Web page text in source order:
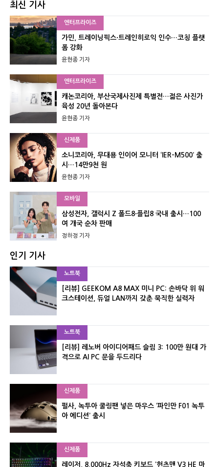
최신 기사
엔터프라이즈
가민, 트레이닝픽스·트레인히로익 인수…코칭 플랫
폼 강화
윤현종 기자
엔터프라이즈
캐논코리아, 부산국제사진제 특별전…젊은 사진가
육성 20년 돌아본다
윤현종 기자
신제품
소니코리아, 무대용 인이어 모니터 ‘IER-M500’ 출
시…14만9천 원
윤현종 기자
모바일
삼성전자, 갤럭시 Z 폴드8·플립8 국내 출시…100
여 개국 순차 판매
정하정 기자
인기 기사
노트북
[리뷰] GEEKOM A8 MAX 미니 PC: 손바닥 위 워
크스테이션, 듀얼 LAN까지 갖춘 묵직한 실력자
노트북
[리뷰] 레노버 아이디어패드 슬림 3: 100만 원대 가
격으로 AI PC 문을 두드리다
신제품
펄사, 녹투아 쿨링팬 넣은 마우스 ‘파인만 F01 녹투
아 에디션’ 출시
신제품
레이저, 8,000Hz 자석축 키보드 ‘헌츠맨 V3 HE 마